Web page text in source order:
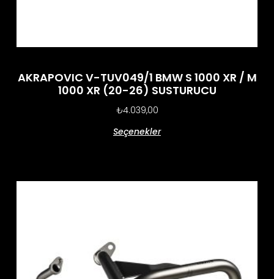
AKRAPOVIC V-TUV049/1 BMW S 1000 XR / M
1000 XR (20-26) SUSTURUCU
₺4.039,00
Seçenekler